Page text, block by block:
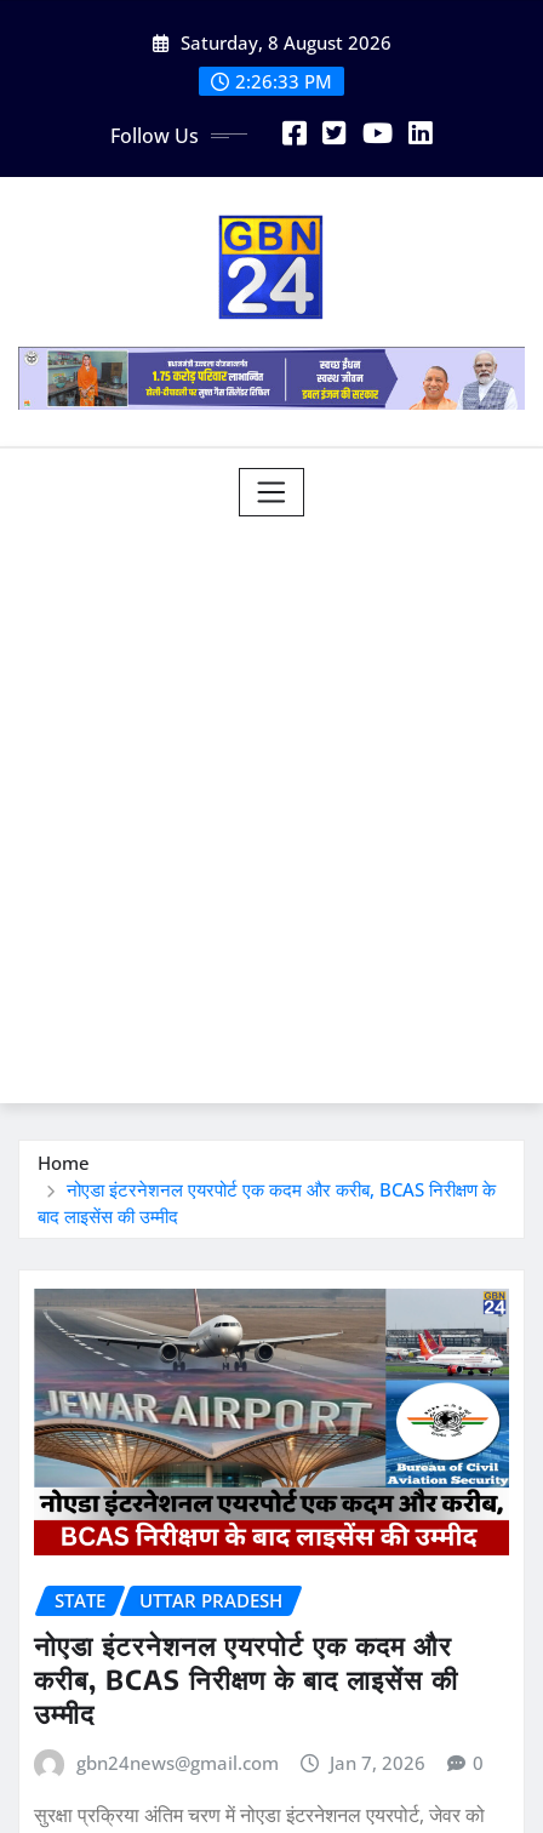
Saturday, 8 August 2026
2:26:34 PM
Follow Us
Home
नोएडा इंटरनेशनल एयरपोर्ट एक कदम और करीब, BCAS निरीक्षण के
बाद लाइसेंस की उम्मीद
STATE UTTAR PRADESH
नोएडा इंटरनेशनल एयरपोर्ट एक कदम और
करीब, BCAS निरीक्षण के बाद लाइसेंस की
उम्मीद
gbn24news@gmail.com Jan 7, 2026 0
सुरक्षा प्रक्रिया अंतिम चरण में नोएडा इंटरनेशनल एयरपोर्ट, जेवर को